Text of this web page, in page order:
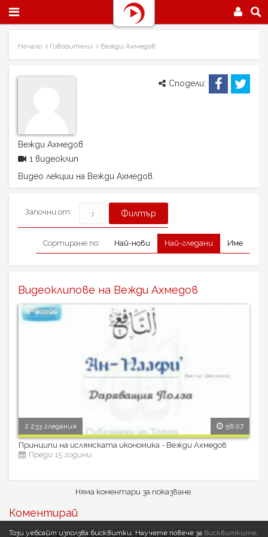
Начало Говорители Вежди Ахмедов
Вежди Ахмедов
1 видеоклип
Сподели:
Видео лекции на Вежди Ахмедов.
Започни от:
Сортиране по: Най-нови Най-гледани Име
Видеоклипове на Вежди Ахмедов
2 233 гледания 56:07
Принципи на ислямската икономика - Вежди Ахмедов
Преди 15 години
Няма коментари за показване.
Коментирай
Трябва давлезете, за да публикувате коментар.
Този уебсайт използва бисквитки. Научете повече за бисквитките.